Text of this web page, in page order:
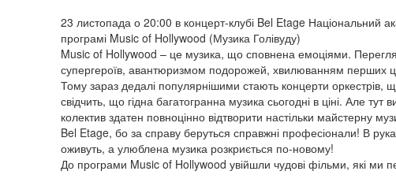
23 листопада о 20:00 в концерт-клубі Bel Etage Національний
програмі Music of Hollywood (Музика Голівуду)
Music of Hollywood – це музика, що сповнена емоціями.
супергероїв, авантюризмом подорожей, хвилюванням перших
Тому зараз дедалі популярнішими стають концерти оркестрів,
свідчить, що гідна багатогранна музика сьогодні в ціні. Але
колектив здатен повноцінно відтворити настільки майстерну
Bel Etage, бо за справу беруться справжні професіонали! В
оживуть, а улюблена музика розкриється по-новому!
До програми Music of Hollywood увійшли чудові фільми, які ми